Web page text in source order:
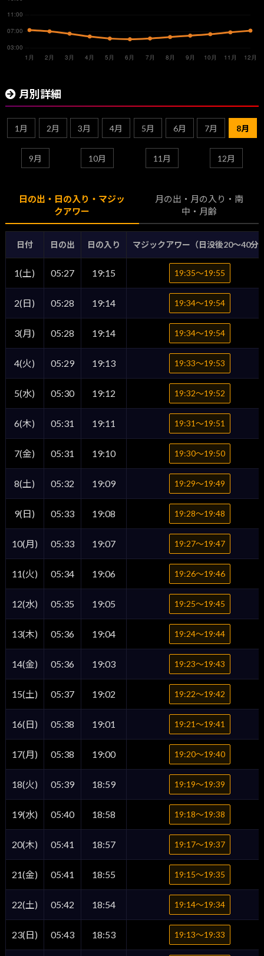
月別詳細
1月 2月 3月 4月 5月 6月 7月 8月
9月 10月 11月 12月
日の出・日の入り・マジッ
クアワー
月の出・月の入り・南
中・月齢
日付 日の出 日の入り マジックアワー（日没後20〜40分
1(土) 05:27 19:15 19:35〜19:55
2(日) 05:28 19:14 19:34〜19:54
3(月) 05:28 19:14 19:34〜19:54
4(火) 05:29 19:13 19:33〜19:53
5(水) 05:30 19:12 19:32〜19:52
6(木) 05:31 19:11 19:31〜19:51
7(金) 05:31 19:10 19:30〜19:50
8(土) 05:32 19:09 19:29〜19:49
9(日) 05:33 19:08 19:28〜19:48
10(月) 05:33 19:07 19:27〜19:47
11(火) 05:34 19:06 19:26〜19:46
12(水) 05:35 19:05 19:25〜19:45
13(木) 05:36 19:04 19:24〜19:44
14(金) 05:36 19:03 19:23〜19:43
15(土) 05:37 19:02 19:22〜19:42
16(日) 05:38 19:01 19:21〜19:41
17(月) 05:38 19:00 19:20〜19:40
18(火) 05:39 18:59 19:19〜19:39
19(水) 05:40 18:58 19:18〜19:38
20(木) 05:41 18:57 19:17〜19:37
21(金) 05:41 18:55 19:15〜19:35
22(土) 05:42 18:54 19:14〜19:34
23(日) 05:43 18:53 19:13〜19:33